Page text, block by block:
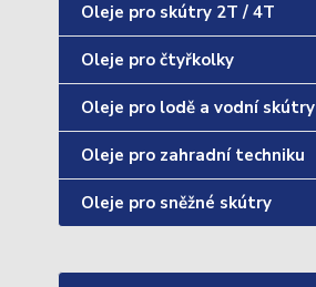
Oleje pro skútry 2T / 4T
Oleje pro čtyřkolky
Oleje pro lodě a vodní skútry
Oleje pro zahradní techniku
Oleje pro sněžné skútry